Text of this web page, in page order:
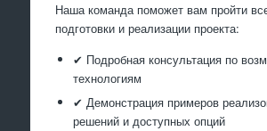
Наша команда поможет вам пройти
подготовки и реализации проекта:
✔ Подробная консультация по
технологиям
✔ Демонстрация примеров
решений и доступных опций